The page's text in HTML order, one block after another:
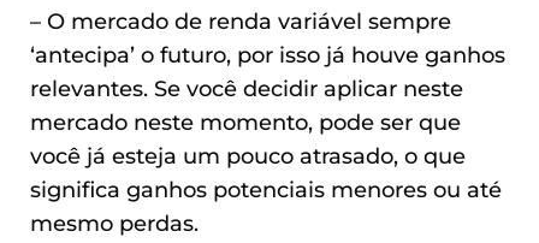
– O mercado de renda variável sempre
‘antecipa’ o futuro, por isso já houve ganhos
relevantes. Se você decidir aplicar neste
mercado neste momento, pode ser que
você já esteja um pouco atrasado, o que
significa ganhos potenciais menores ou até
mesmo perdas.